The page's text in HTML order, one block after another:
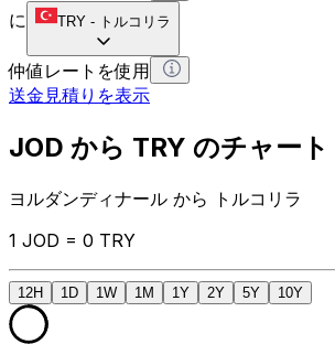
に
TRY - トルコリラ
仲値レートを使用
送金見積りを表示
JOD から TRY のチャート
ヨルダンディナール から トルコリラ
1 JOD = 0 TRY
12H 1D 1W 1M 1Y 2Y 5Y 10Y